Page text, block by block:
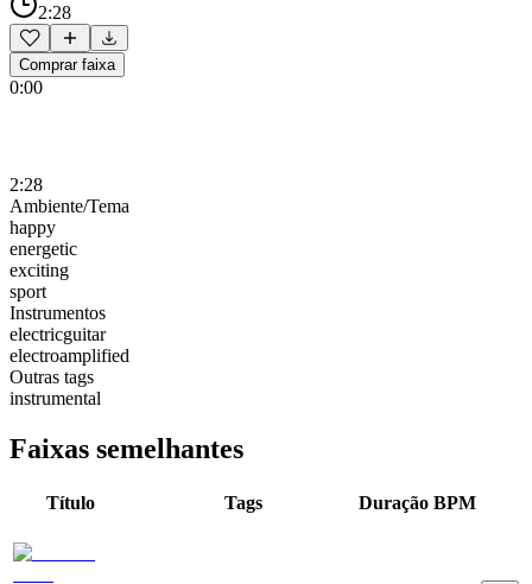
2:28
Comprar faixa
0:00
2:28
Ambiente/Tema
happy
energetic
exciting
sport
Instrumentos
electricguitar
electroamplified
Outras tags
instrumental
Faixas semelhantes
Título Tags Duração BPM